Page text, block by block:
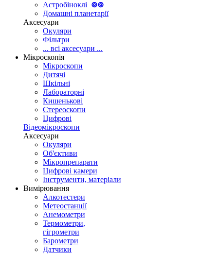
Астробіноклі ⊚⊚
Домашні планетарії
Аксесуари
Окуляри
Фільтри
... всі аксесуари ...
Мікроскопія
Мікроскопи
Дитячі
Шкільні
Лабораторні
Кишенькові
Стереоскопи
Цифрові
Відеомікроскопи
Аксесуари
Окуляри
Об'єктиви
Мікропрепарати
Цифрові камери
Інструменти, матеріали
Вимірювання
Алкотестери
Метеостанції
Анемометри
Термометри,
гігрометри
Барометри
Датчики